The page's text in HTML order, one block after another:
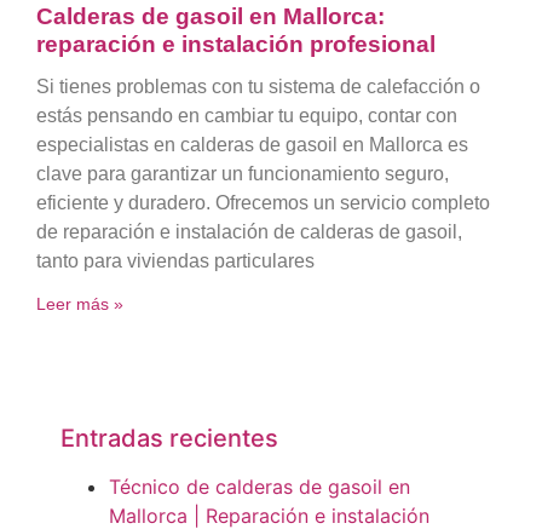
Calderas de gasoil en Mallorca:
reparación e instalación profesional
Si tienes problemas con tu sistema de calefacción o
estás pensando en cambiar tu equipo, contar con
especialistas en calderas de gasoil en Mallorca es
clave para garantizar un funcionamiento seguro,
eficiente y duradero. Ofrecemos un servicio completo
de reparación e instalación de calderas de gasoil,
tanto para viviendas particulares
Leer más »
Entradas recientes
Técnico de calderas de gasoil en
Mallorca | Reparación e instalación